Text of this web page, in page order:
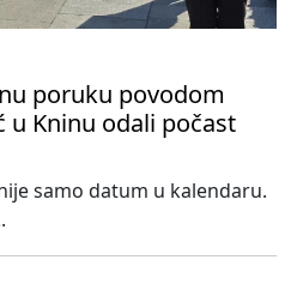
poruku povodom
u Kninu odali počast
samo datum u kalendaru.